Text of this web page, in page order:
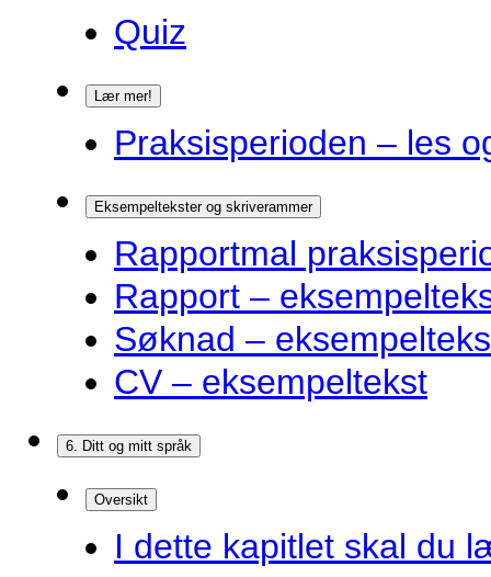
Quiz
Lær mer!
Praksisperioden – les
Eksempeltekster og skriverammer
Rapportmal
Rapport –
Søknad –
CV – eksempeltekst
6. Ditt og mitt språk
Oversikt
I dette kapitlet skal du